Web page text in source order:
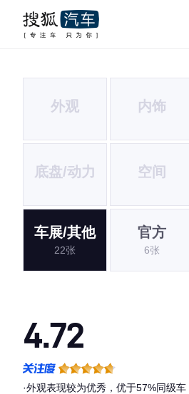
外观 内饰
底盘/动力 空间
车展/其他
22张
官方
6张
4.72
·外观表现较为优秀，优于57%同级车